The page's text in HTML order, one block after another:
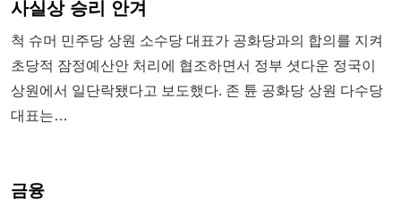
사실상 승리 안겨
척 슈머 민주당 상원 소수당 대표가 공화당과의 합의를 지켜
초당적 잠정예산안 처리에 협조하면서 정부 셧다운 정국이
상원에서 일단락됐다고 보도했다. 존 튠 공화당 상원 다수당
대표는…
금융